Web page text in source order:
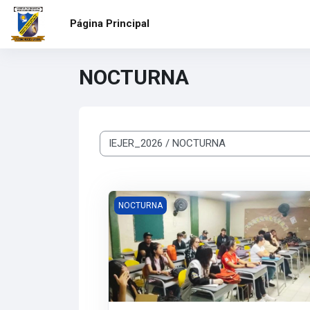
Salta al contenido principal
Página Principal
NOCTURNA
Categorías
REPORTE DE ASISTENCIA Y EGRESOS -
NOCTURNA